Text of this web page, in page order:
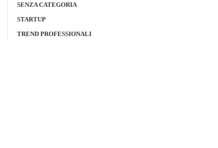
SENZA CATEGORIA
STARTUP
TREND PROFESSIONALI